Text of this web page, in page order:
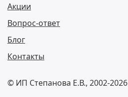
Акции
Вопрос-ответ
Блог
Контакты
© ИП Степанова Е.В., 2002-2026